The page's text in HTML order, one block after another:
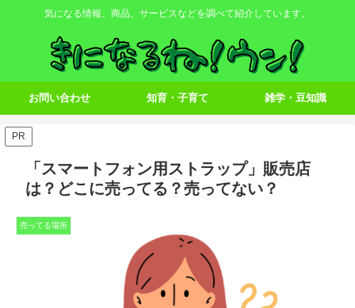
気になる情報、商品、サービスなどを調べて紹介しています。
お問い合わせ 知育・子育て 雑学・豆知識
PR
「スマートフォン用ストラップ」販売店
は？どこに売ってる？売ってない？
売ってる場所